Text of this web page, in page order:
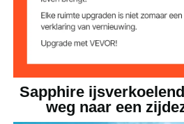
Nettogewicht 0,65 kg
n
x 2,1 inch)
Sapphire
weg naar een